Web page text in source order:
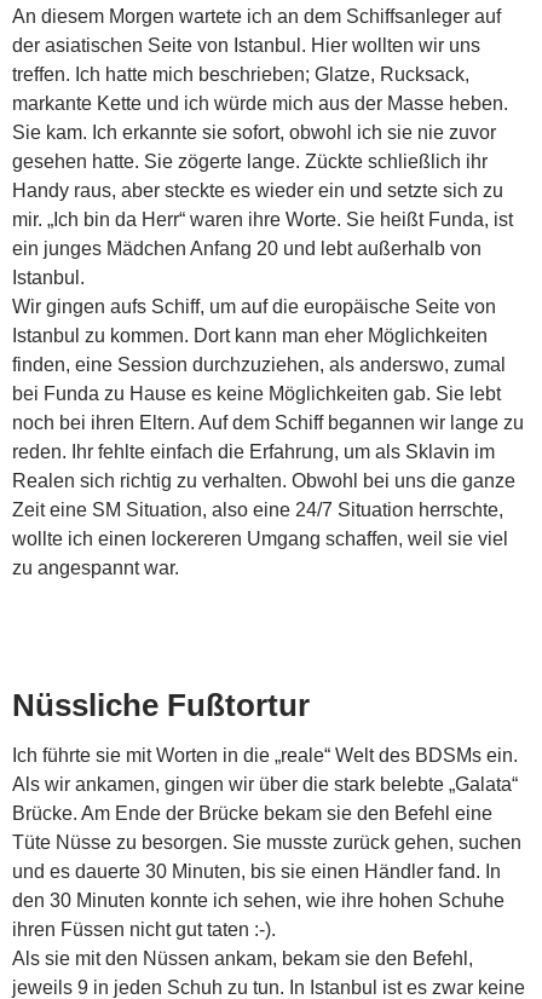
An diesem Morgen wartete ich an dem Schiffsanleger auf
der asiatischen Seite von Istanbul. Hier wollten wir uns
treffen. Ich hatte mich beschrieben; Glatze, Rucksack,
markante Kette und ich würde mich aus der Masse heben.
Sie kam. Ich erkannte sie sofort, obwohl ich sie nie zuvor
gesehen hatte. Sie zögerte lange. Zückte schließlich ihr
Handy raus, aber steckte es wieder ein und setzte sich zu
mir. „Ich bin da Herr“ waren ihre Worte. Sie heißt Funda, ist
ein junges Mädchen Anfang 20 und lebt außerhalb von
Istanbul.
Wir gingen aufs Schiff, um auf die europäische Seite von
Istanbul zu kommen. Dort kann man eher Möglichkeiten
finden, eine Session durchzuziehen, als anderswo, zumal
bei Funda zu Hause es keine Möglichkeiten gab. Sie lebt
noch bei ihren Eltern. Auf dem Schiff begannen wir lange zu
reden. Ihr fehlte einfach die Erfahrung, um als Sklavin im
Realen sich richtig zu verhalten. Obwohl bei uns die ganze
Zeit eine SM Situation, also eine 24/7 Situation herrschte,
wollte ich einen lockereren Umgang schaffen, weil sie viel
zu angespannt war.
Nüssliche Fußtortur
Ich führte sie mit Worten in die „reale“ Welt des BDSMs ein.
Als wir ankamen, gingen wir über die stark belebte „Galata“
Brücke. Am Ende der Brücke bekam sie den Befehl eine
Tüte Nüsse zu besorgen. Sie musste zurück gehen, suchen
und es dauerte 30 Minuten, bis sie einen Händler fand. In
den 30 Minuten konnte ich sehen, wie ihre hohen Schuhe
ihren Füssen nicht gut taten :-).
Als sie mit den Nüssen ankam, bekam sie den Befehl,
jeweils 9 in jeden Schuh zu tun. In Istanbul ist es zwar keine